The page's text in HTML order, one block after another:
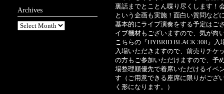
裏話までとことん喋り尽くします！
という企画も実施！面白い質問など
基本的にライブ演奏をする予定はご
イブ機材もございますので、気が向
こちらの『HYBRID BLACK 308』
入場いただきますので、前売りチケ
の方もご参加いただけますので、予
場整理順優先で着席いただけるイベ
す（ご用意できる座席に限りがござ
く形になります。）
Archives